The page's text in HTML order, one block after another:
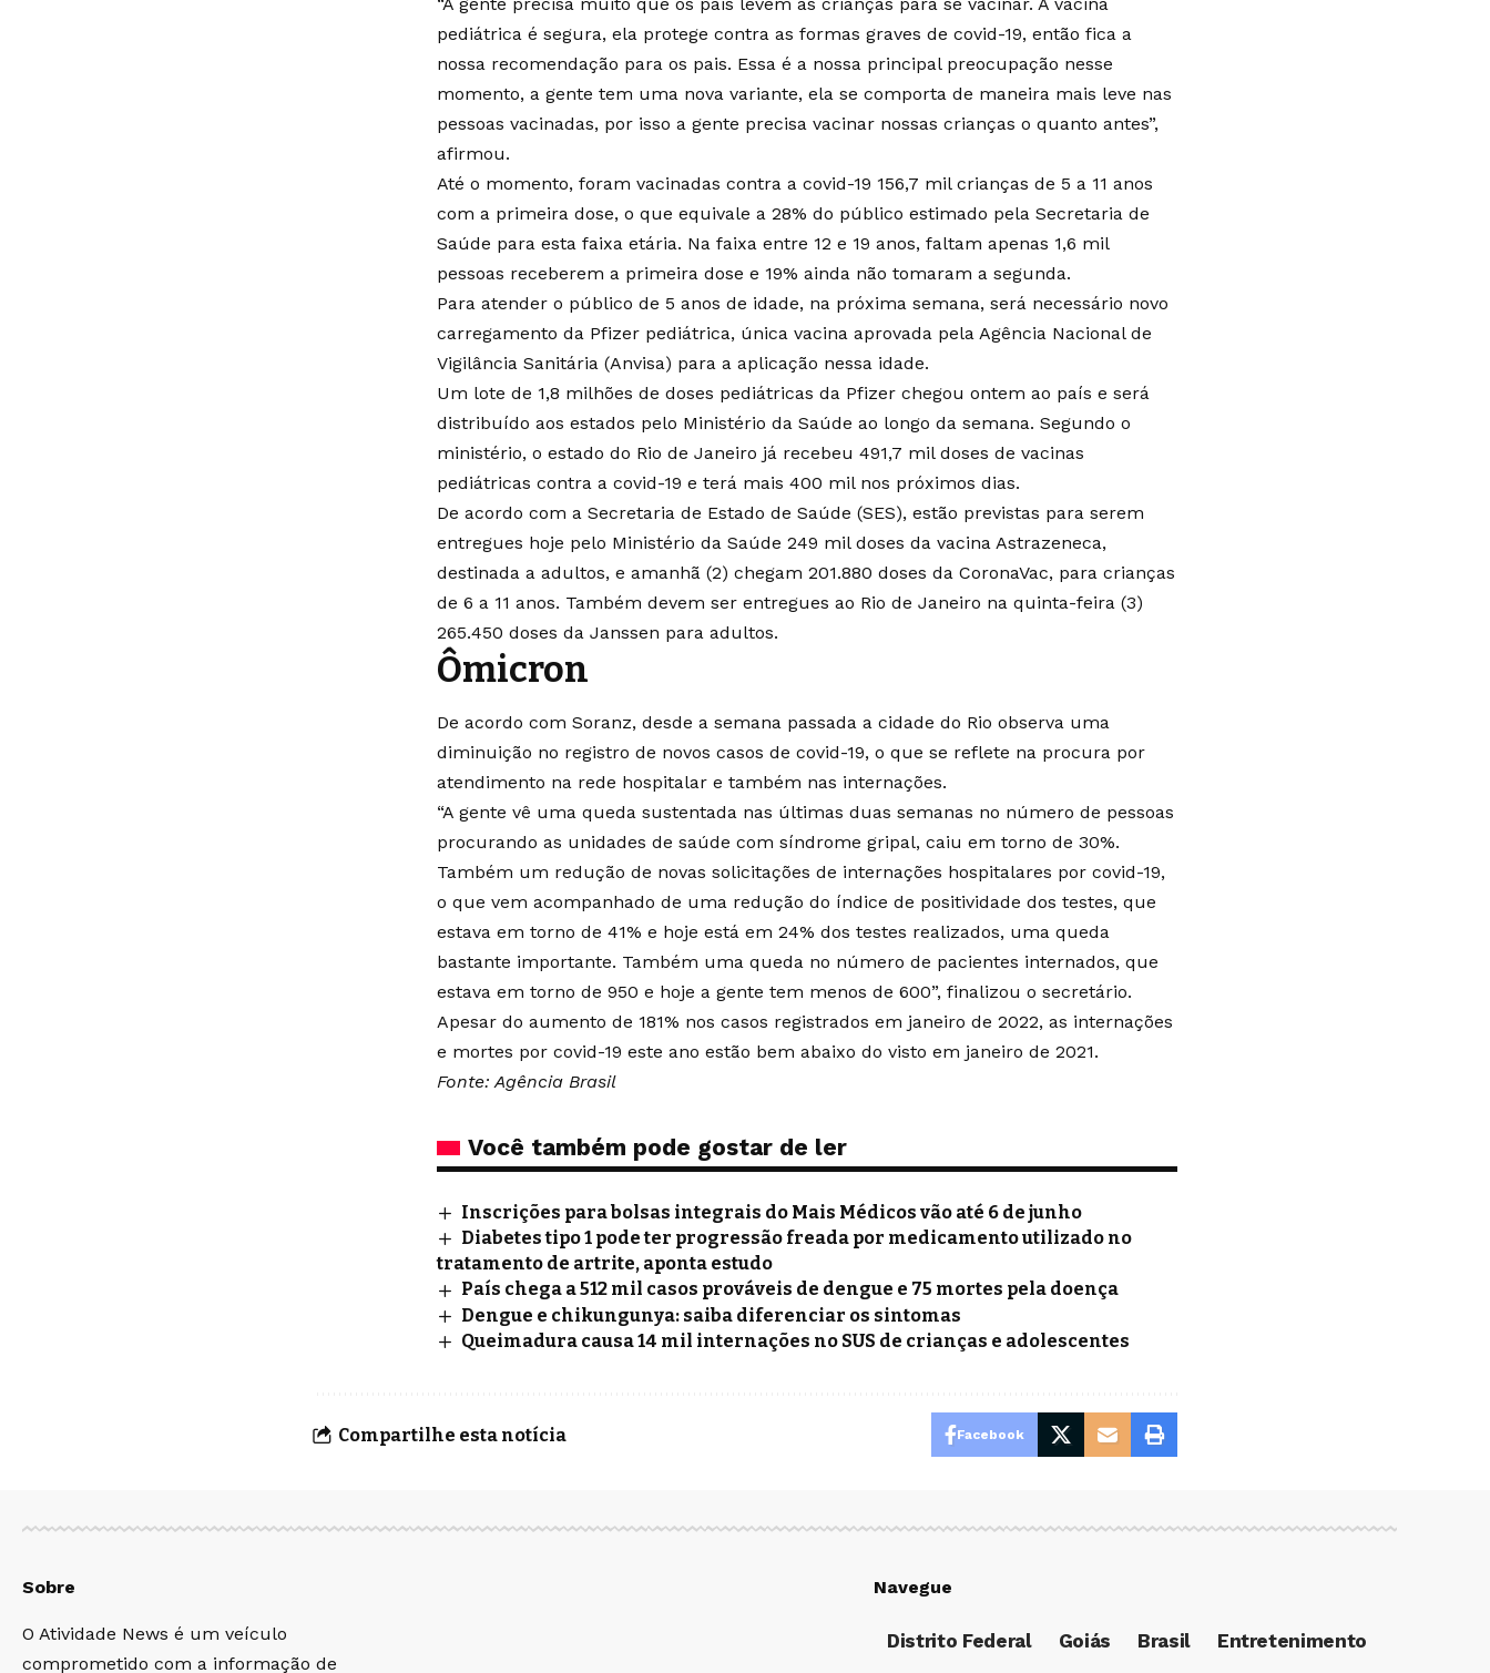
pediátrica é segura, ela protege contra as formas graves de covid-19, então fica a
nossa recomendação para os pais. Essa é a nossa principal preocupação nesse
momento, a gente tem uma nova variante, ela se comporta de maneira mais leve nas
pessoas vacinadas, por isso a gente precisa vacinar nossas crianças o quanto antes”,
afirmou.
Até o momento, foram vacinadas contra a covid-19 156,7 mil crianças de 5 a 11 anos
com a primeira dose, o que equivale a 28% do público estimado pela Secretaria de
Saúde para esta faixa etária. Na faixa entre 12 e 19 anos, faltam apenas 1,6 mil
pessoas receberem a primeira dose e 19% ainda não tomaram a segunda.
Para atender o público de 5 anos de idade, na próxima semana, será necessário novo
carregamento da Pfizer pediátrica, única vacina aprovada pela Agência Nacional de
Vigilância Sanitária (Anvisa) para a aplicação nessa idade.
Um lote de 1,8 milhões de doses pediátricas da Pfizer chegou ontem ao país e será
distribuído aos estados pelo Ministério da Saúde ao longo da semana. Segundo o
ministério, o estado do Rio de Janeiro já recebeu 491,7 mil doses de vacinas
pediátricas contra a covid-19 e terá mais 400 mil nos próximos dias.
De acordo com a Secretaria de Estado de Saúde (SES), estão previstas para serem
entregues hoje pelo Ministério da Saúde 249 mil doses da vacina Astrazeneca,
destinada a adultos, e amanhã (2) chegam 201.880 doses da CoronaVac, para crianças
de 6 a 11 anos. Também devem ser entregues ao Rio de Janeiro na quinta-feira (3)
265.450 doses da Janssen para adultos.
Ômicron
De acordo com Soranz, desde a semana passada a cidade do Rio observa uma
diminuição no registro de novos casos de covid-19, o que se reflete na procura por
atendimento na rede hospitalar e também nas internações.
“A gente vê uma queda sustentada nas últimas duas semanas no número de pessoas
procurando as unidades de saúde com síndrome gripal, caiu em torno de 30%.
Também um redução de novas solicitações de internações hospitalares por covid-19,
o que vem acompanhado de uma redução do índice de positividade dos testes, que
estava em torno de 41% e hoje está em 24% dos testes realizados, uma queda
bastante importante. Também uma queda no número de pacientes internados, que
estava em torno de 950 e hoje a gente tem menos de 600”, finalizou o secretário.
Apesar do aumento de 181% nos casos registrados em janeiro de 2022, as internações
e mortes por covid-19 este ano estão bem abaixo do visto em janeiro de 2021.
Fonte: Agência Brasil
Você também pode gostar de ler
Inscrições para bolsas integrais do Mais Médicos vão até 6 de junho
Diabetes tipo 1 pode ter progressão freada por medicamento utilizado no
tratamento de artrite, aponta estudo
País chega a 512 mil casos prováveis de dengue e 75 mortes pela doença
Dengue e chikungunya: saiba diferenciar os sintomas
Queimadura causa 14 mil internações no SUS de crianças e adolescentes
Compartilhe esta notícia Facebook
Sobre
O Atividade News é um veículo
comprometido com a informação de
Navegue
Distrito Federal Goiás Brasil Entretenimento